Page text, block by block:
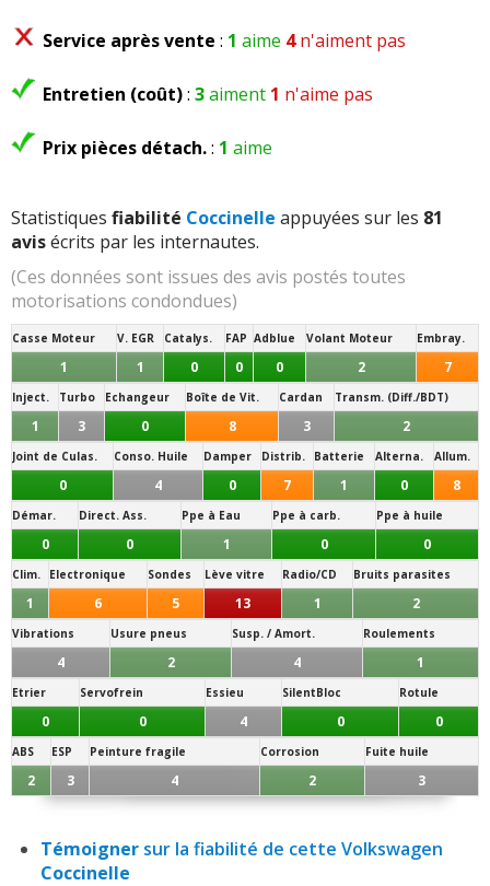
Service après vente : 1 aime 4n'aiment pas
Entretien (coût): 3aiment 1 n'aime pas
Prix pièces détach.: 1 aime
Statistiques fiabilité Coccinelle appuyées sur les 81
avisécrits par les internautes.
(Ces données sont issues des avis postés toutes
motorisations condondues)
Casse Moteur V. EGR Catalys. FAP Adblue Volant Moteur Embray.
1 1 0 0 0 2 7
Inject. Turbo Echangeur Boîte de Vit. Cardan Transm. (Diff./BDT)
1 3 0 8 3 2
Joint de Culas. Conso. Huile Damper Distrib. Batterie Alterna. Allum.
0 4 0 7 1 0 8
Démar. Direct. Ass. Ppe à Eau Ppe à carb. Ppe à huile
0 0 1 0 0
Clim. Electronique Sondes Lève vitre Radio/CD Bruits parasites
1 6 5 13 1 2
Vibrations Usure pneus Susp. / Amort. Roulements
4 2 4 1
Etrier Servofrein Essieu SilentBloc Rotule
0 0 4 0 0
ABS ESP Peinture fragile Corrosion Fuite huile
2 3 4 2 3
Témoigner sur la fiabilité de cette Volkswagen
Coccinelle